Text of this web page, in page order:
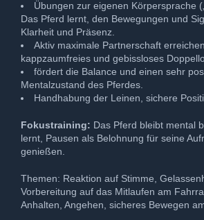
Übungen zur eigenen Körpersprache
Das Pferd lernt, den Bewegungen und
Klarheit und Präsenz.
Aktiv maximale Partnerschaft
kappzaumfreies und gebissloses
fördert die Balance und einen sehr
Mentalzustand des Pferdes.
Handhabung der Leinen, sichere
Fokustraining: Das Pferd bleibt mental
lernt, Pausen als Belohnung für seine
genießen.
Themen: Reaktion auf Stimme,
Vorbereitung auf das Mitlaufen am
Anhalten, Angehen, sicheres Bewegen